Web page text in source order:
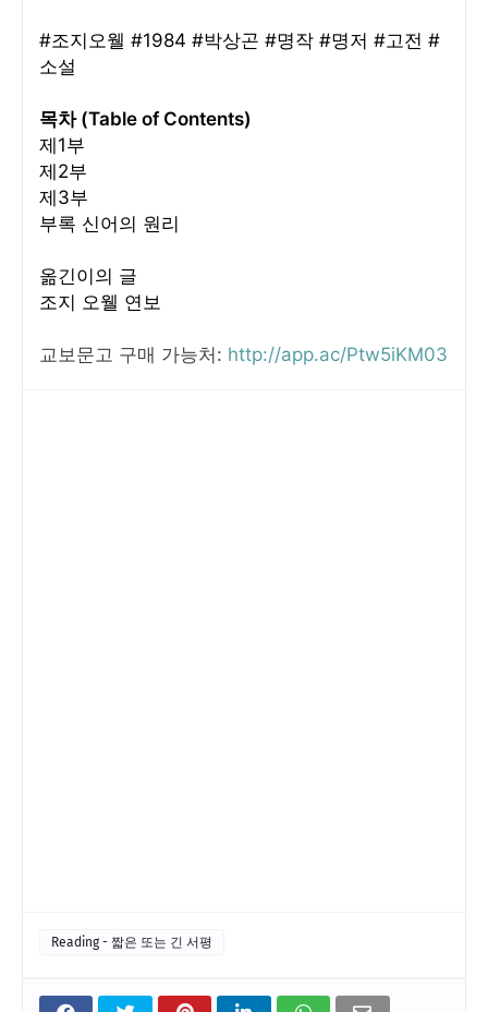
#조지오웰 #1984 #박상곤 #명작 #명저 #고전 #
소설
목차 (Table of Contents)
제1부
제2부
제3부
부록 신어의 원리
옮긴이의 글
조지 오웰 연보
교보문고 구매 가능처: http://app.ac/Ptw5iKM03
Reading - 짧은 또는 긴 서평